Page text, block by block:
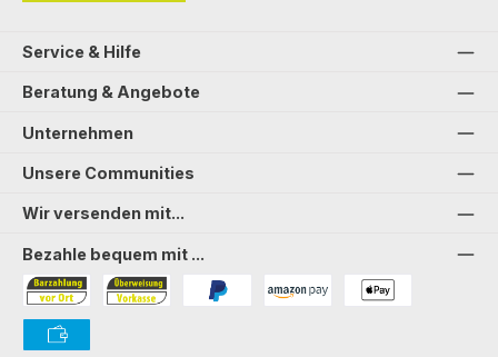
Service & Hilfe
Beratung & Angebote
Unternehmen
Unsere Communities
Wir versenden mit...
Bezahle bequem mit ...
Bezahlung in der Filiale